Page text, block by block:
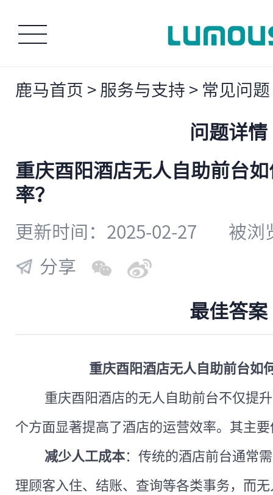
鹿马首页 > 服务与支持 > 常见问题
问题详情
重庆酉阳酒店无人自助前台
率？
更新时间：2025-02-27
被浏
分享
最佳答案
重庆酉阳酒店无人自助前台如
重庆酉阳酒店的无人自助前台不仅提
个方面显著提高了酒店的运营效率。其主
减少人工成本：传统的酒店前台通常
理顾客入住、结账、查询等各类事务，而